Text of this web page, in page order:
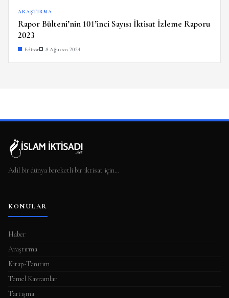
ARAŞTIRMA
Rapor Bülteni’nin 101’inci Sayısı İktisat İzleme Raporu
2023
Editör 8 Ağustos 2024
Adil bir dünya bereketli bir iktisat için…
KONULAR
Haber
Araştırma
Kitap-Tanıtım
Temel Kavramlar
Tartışma